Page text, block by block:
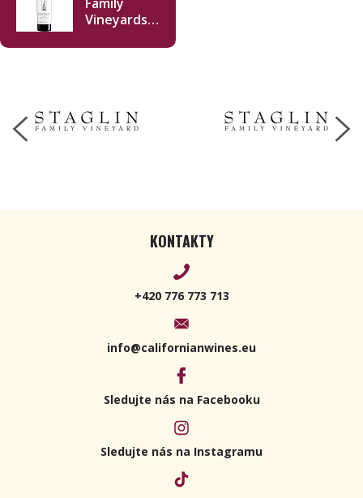
Vineyards
Cabernet
KONTAKTY
+420 776 773 713
info@californianwines.eu
Sledujte nás na Facebooku
Sledujte nás na Instagramu